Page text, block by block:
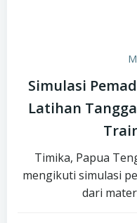
Simulasi
Latihan
Timika, Papua
mengikuti simulasi
dari